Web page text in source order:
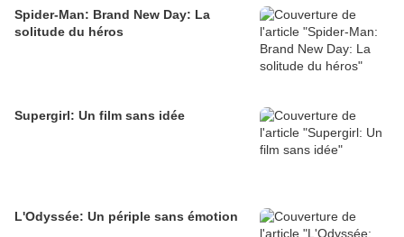
Spider-Man: Brand New Day: La
solitude du héros
Supergirl: Un film sans idée
L'Odyssée: Un périple sans émotion